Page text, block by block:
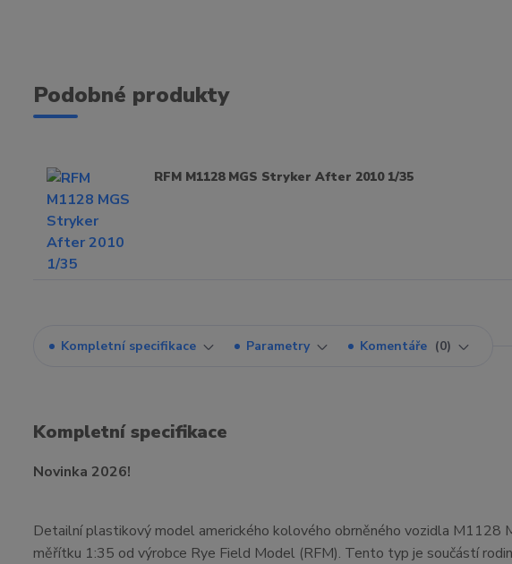
Podobné produkty
RFM M1128 MGS Stryker After 2010 1/35
Kompletní specifikace Parametry Komentáře 0
Kompletní specifikace
Novinka 2026!
Detailní plastikový model amerického kolového obrněného vozidla M1128
měřítku 1:35 od výrobce Rye Field Model (RFM). Tento typ je součástí